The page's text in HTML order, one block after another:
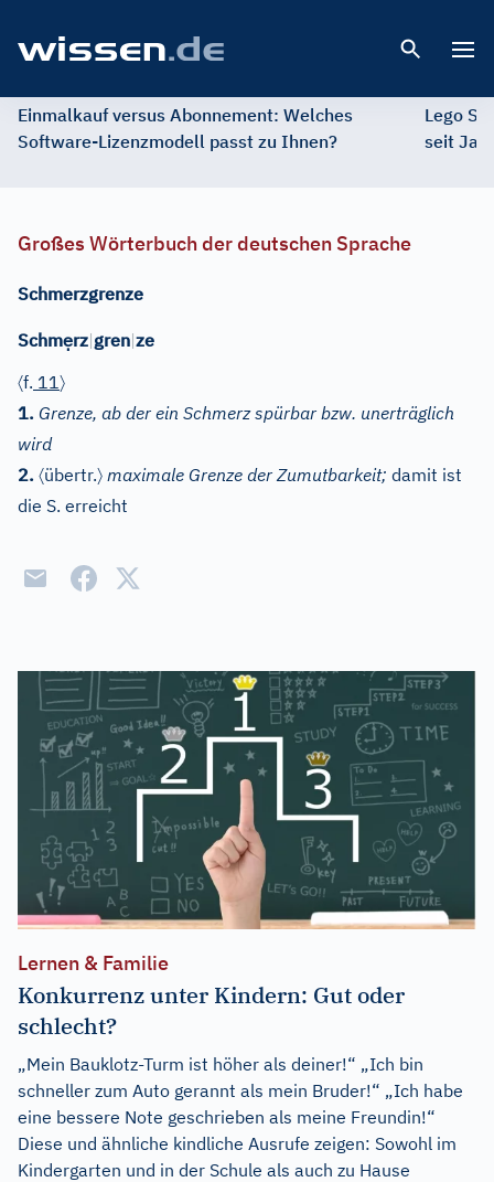
Einmalkauf versus Abonnement: Welches
Software-Lizenzmodell passt zu Ihnen?
Lego
seit
Großes Wörterbuch der deutschen Sprache
Schmerzgrenze
Schmẹrz|gren|ze
〈f. 11〉
1. Grenze, ab der ein Schmerz spürbar bzw. unerträglich
wird
2. 〈übertr.〉 maximale Grenze der Zumutbarkeit; damit ist
die S. erreicht
Lernen & Familie
Konkurrenz unter Kindern: Gut oder
schlecht?
„Mein Bauklotz-Turm ist höher als deiner!“ „Ich bin
schneller zum Auto gerannt als mein Bruder!“ „Ich habe
eine bessere Note geschrieben als meine Freundin!“
Diese und ähnliche kindliche Ausrufe zeigen: Sowohl im
Kindergarten und in der Schule als auch zu Hause